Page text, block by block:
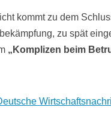
kommt zu dem
zu spät
„Komplizen beim